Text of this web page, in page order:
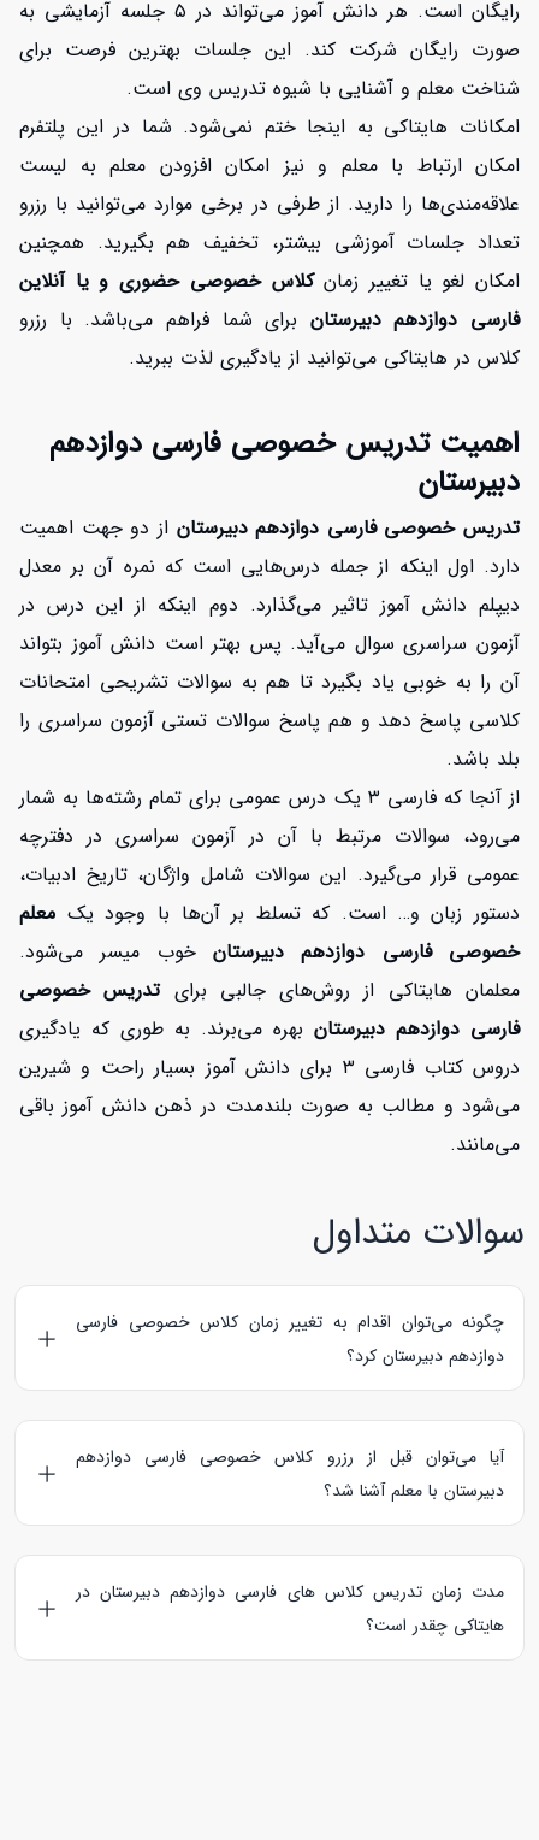
رایگان است. هر دانش آموز می‌تواند در ۵ جلسه آزمایشی به
صورت رایگان شرکت کند. این جلسات بهترین فرصت برای
شناخت معلم و آشنایی با شیوه تدریس وی است.
امکانات هایتاکی به اینجا ختم نمی‌شود. شما در این پلتفرم
امکان ارتباط با معلم و نیز امکان افزودن معلم به لیست
علاقه‌مندی‌ها را دارید. از طرفی در برخی موارد می‌توانید با رزرو
تعداد جلسات آموزشی بیشتر، تخفیف هم بگیرید. همچنین
امکان لغو یا تغییر زمانکلاس خصوصی حضوری و یا آنلاین
فارسی دوازدهم دبیرستان برای شما فراهم می‌باشد. با رزرو
کلاس در هایتاکی می‌توانید از یادگیری لذت ببرید.
اهمیت تدریس خصوصی فارسی دوازدهم
دبیرستان
تدریس خصوصی فارسی دوازدهم دبیرستان از دو جهت اهمیت
دارد. اول اینکه از جمله درس‌هایی است که نمره آن بر معدل
دیپلم دانش آموز تاثیر می‌گذارد. دوم اینکه از این درس در
آزمون سراسری سوال می‌آید. پس بهتر است دانش آموز بتواند
آن را به خوبی یاد بگیرد تا هم به سوالات تشریحی امتحانات
کلاسی پاسخ دهد و هم پاسخ سوالات تستی آزمون سراسری را
بلد باشد.
از آنجا که فارسی ۳ یک درس عمومی برای تمام رشته‌ها به شمار
می‌رود، سوالات مرتبط با آن در آزمون سراسری در دفترچه
عمومی قرار می‌گیرد. این سوالات شامل واژگان، تاریخ ادبیات،
دستور زبان و… است. که تسلط بر آن‌ها با وجود یک معلم
خصوصی فارسی دوازدهم دبیرستان خوب میسر می‌شود.
معلمان هایتاکی از روش‌های جالبی برایتدریس خصوصی
فارسی دوازدهم دبیرستان بهره می‌برند. به طوری که یادگیری
دروس کتاب فارسی ۳ برای دانش آموز بسیار راحت و شیرین
می‌شود و مطالب به صورت بلندمدت در ذهن دانش آموز باقی
می‌مانند.
سوالات متداول
چگونه می‌توان اقدام به تغییر زمان کلاس خصوصی فارسی
دوازدهم دبیرستان کرد؟
دانش آموز می‌تواند بعد از ورود به پروفایل شخصی خود، از
قسمت "کلاس های من" بخش “پیش رو” اقدام به تغییر زمان
کلاس خصوصی فارسی دوازدهم دبیرستان کند.
آیا می‌توان قبل از رزرو کلاس خصوصی فارسی دوازدهم
دبیرستان با معلم آشنا شد؟
بله، دانش آموز می‌تواند قبل ازرزرو کلاس خصوصی فارسی
دوازدهم دبیرستان
از طریق دکمه “پیام به مدرس” یا رزرو کلاس
آزمایشی با معلم آشنا شود.
مدت زمان تدریس کلاس های فارسی دوازدهم دبیرستان در
هایتاکی چقدر است؟